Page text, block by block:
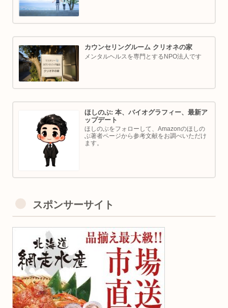
カウンセリングルーム クリオネの家
メンタルヘルスを専門とするNPO法人です
ほしのぶ: 本、バイオグラフィー、最新ア
ップデート
ほしのぶをフォローして、Amazonのほしの
ぶ著者ページから参考文献をお調べいただけ
ます。
スポンサーサイト